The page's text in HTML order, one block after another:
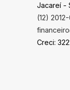
Jacareí -
(12)
Creci: